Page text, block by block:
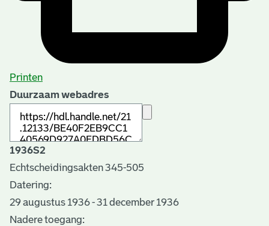
Printen
Duurzaam webadres
1936S2
Echtscheidingsakten 345-505
Datering:
29 augustus 1936 - 31 december 1936
Nadere toegang: